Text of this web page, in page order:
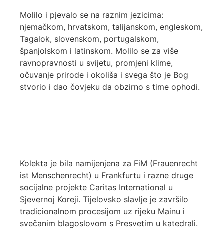
Molilo i pjevalo se na raznim jezicima:
njemačkom, hrvatskom, talijanskom, engleskom,
Tagalok, slovenskom, portugalskom,
španjolskom i latinskom. Molilo se za više
ravnopravnosti u svijetu, promjeni klime,
očuvanje prirode i okoliša i svega što je Bog
stvorio i dao čovjeku da obzirno s time ophodi.
Kolekta je bila namijenjena za FiM (Frauenrecht
ist Menschenrecht) u Frankfurtu i razne druge
socijalne projekte Caritas International u
Sjevernoj Koreji. Tijelovsko slavlje je završilo
tradicionalnom procesijom uz rijeku Mainu i
svečanim blagoslovom s Presvetim u katedrali.